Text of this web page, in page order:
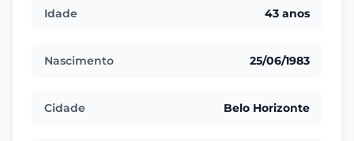
Idade 43 anos
Nascimento 25/06/1983
Cidade Belo Horizonte